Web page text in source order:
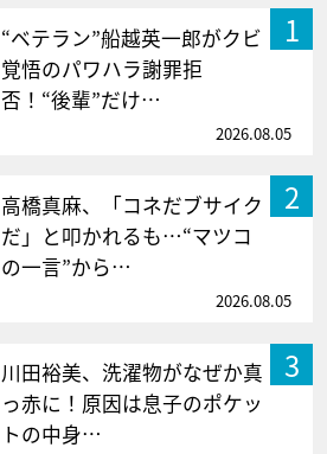
1
“ベテラン”船越英一郎がクビ
覚悟のパワハラ謝罪拒
否！“後輩”だけ…
2026.08.05
2
高橋真麻、「コネだブサイク
だ」と叩かれるも…“マツコ
の一言”から…
2026.08.05
3
川田裕美、洗濯物がなぜか真
っ赤に！原因は息子のポケッ
トの中身…